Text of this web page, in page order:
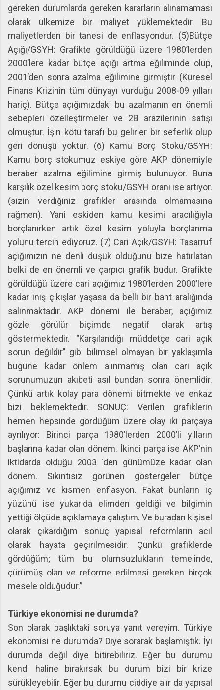
gereken durumlarda gereken kararların alınamaması
olarak ülkemize bir maliyet yüklemektedir. Bu
maliyetlerden bir tanesi de enflasyondur. (5)Bütçe
Açığı/GSYH: Grafikte görüldüğü üzere 1980’lerden
2000’lere kadar bütçe açığı artma eğiliminde olup,
2001’den sonra azalma eğilimine girmiştir (Küresel
Finans Krizinin tüm dünyayı vurduğu 2008-09 yılları
hariç). Bütçe açığımızdaki bu azalmanın en önemli
sebepleri özelleştirmeler ve 2B arazilerinin satışı
olmuştur. İşin kötü tarafı bu gelirler bir seferlik olup
geri dönüşü yoktur. (6) Kamu Borç Stoku/GSYH:
Kamu borç stokumuz eskiye göre AKP dönemiyle
beraber azalma eğilimine girmiş bulunuyor. Buna
karşılık özel kesim borç stoku/GSYH oranı ise artıyor.
(sizin verdiğiniz grafikler arasında olmamasına
rağmen). Yani eskiden kamu kesimi aracılığıyla
borçlanırken artık özel kesim yoluyla borçlanma
yolunu tercih ediyoruz. (7) Cari Açık/GSYH: Tasarruf
açığımızın ne denli düşük olduğunu bize hatırlatan
belki de en önemli ve çarpıcı grafik budur. Grafikte
görüldüğü üzere cari açığımız 1980’lerden 2000’lere
kadar iniş çıkışlar yaşasa da belli bir bant aralığında
salınmaktadır. AKP dönemi ile beraber, açığımız
gözle görülür biçimde negatif olarak artış
göstermektedir. ‘’Karşılandığı müddetçe cari açık
sorun değildir’’ gibi bilimsel olmayan bir yaklaşımla
bugüne kadar önlem alınmamış olan cari açık
sorunumuzun akıbeti asıl bundan sonra önemlidir.
Çünkü artık kolay para dönemi bitmekte ve enkaz
bizi beklemektedir. SONUÇ: Verilen grafiklerin
hemen hepsinde gördüğüm üzere olay iki parçaya
ayrılıyor: Birinci parça 1980’lerden 2000’li yılların
başlarına kadar olan dönem. İkinci parça ise AKP’nin
iktidarda olduğu 2003 ‘den günümüze kadar olan
dönem. Sıkıntısız görünen göstergeler bütçe
açığımız ve kısmen enflasyon. Fakat bunların iç
yüzünü ise yukarıda elimden geldiği ve bilgimin
yettiği ölçüde açıklamaya çalıştım. Ve buradan kişisel
olarak çıkardığım sonuç yapısal reformların acil
olarak hayata geçirilmesidir. Çünkü grafiklerde
gördüğüm; tüm bu olumsuzlukların temelinde,
çürümüş olan ve reforme edilmesi gereken birçok
mesele olduğudur.”
Türkiye ekonomisi ne durumda?
Son olarak başlıktaki soruya yanıt vereyim. Türkiye
ekonomisi ne durumda? Diye sorarak başlamıştık. İyi
durumda değil diye bitirebiliriz. Eğer bu durumu
kendi haline bırakırsak bu durum bizi bir krize
sürükleyebilir. Eğer bu durumu ciddiye alır da yapısal